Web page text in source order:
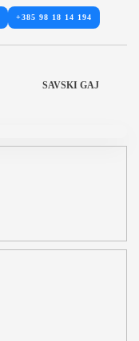
+385 98 18 14 194
SAVSKI GAJ